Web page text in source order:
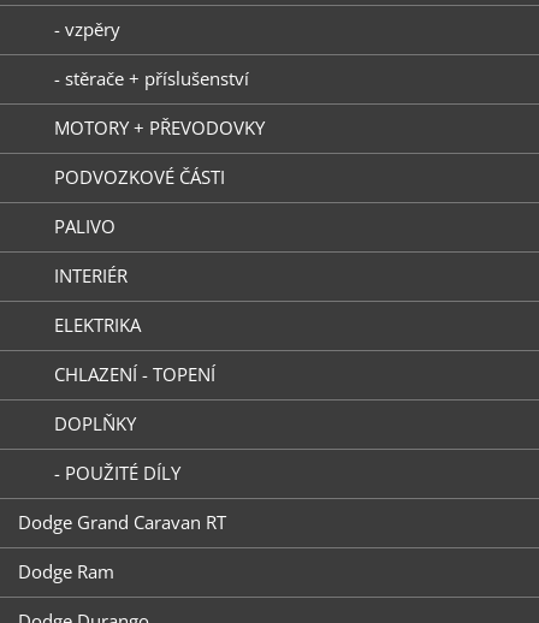
- vzpěry
- stěrače + příslušenství
MOTORY + PŘEVODOVKY
PODVOZKOVÉ ČÁSTI
PALIVO
INTERIÉR
ELEKTRIKA
CHLAZENÍ - TOPENÍ
DOPLŇKY
- POUŽITÉ DÍLY
Dodge Grand Caravan RT
Dodge Ram